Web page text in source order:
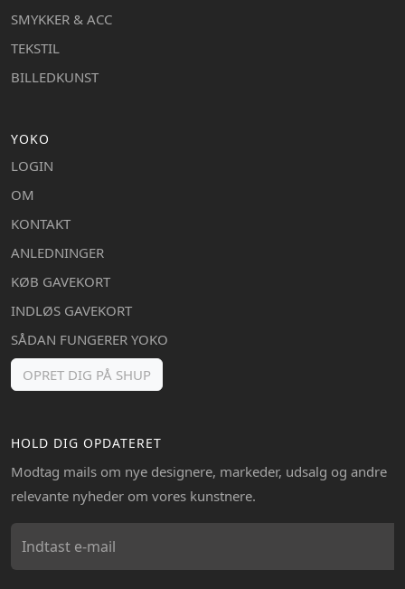
SMYKKER & ACC
TEKSTIL
BILLEDKUNST
YOKO
LOGIN
OM
KONTAKT
ANLEDNINGER
KØB GAVEKORT
INDLØS GAVEKORT
SÅDAN FUNGERER YOKO
OPRET DIG PÅ SHUP
HOLD DIG OPDATERET
Modtag mails om nye designere, markeder, udsalg og andre
relevante nyheder om vores kunstnere.